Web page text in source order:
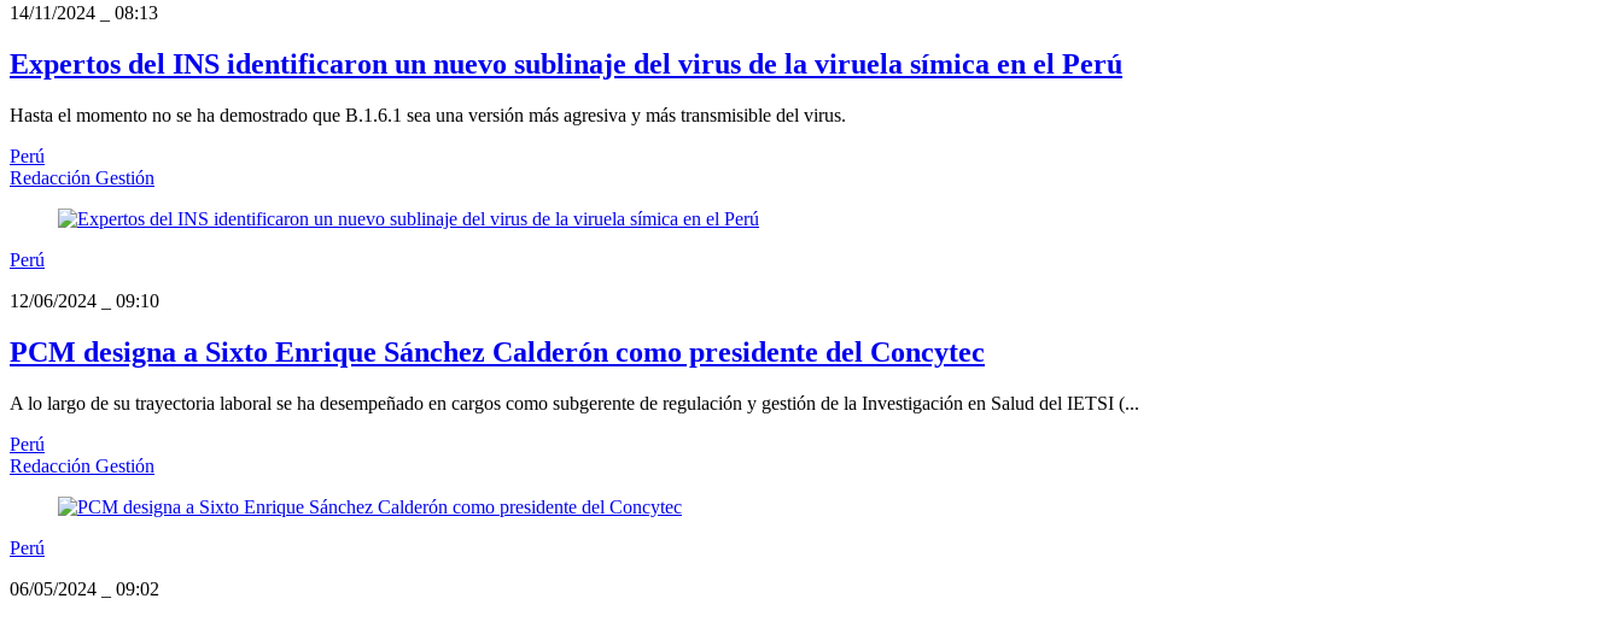
14/11/2024
08:13
Expertos del INS identificaron un nuevo sublinaje del virus de la viruela símica en el Perú
Hasta el momento no se ha demostrado que B.1.6.1 sea una versión más agresiva y más transmisible del virus.
Perú
Redacción Gestión
Perú
12/06/2024
09:10
PCM designa a Sixto Enrique Sánchez Calderón como presidente del Concytec
A lo largo de su trayectoria laboral se ha desempeñado en cargos como subgerente de regulación y gestión de la Investigación en Salud del IETSI (...
Perú
Redacción Gestión
Perú
06/05/2024
09:02